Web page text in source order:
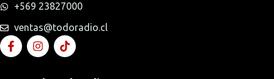
+569 23827000
ventas@todoradio.cl